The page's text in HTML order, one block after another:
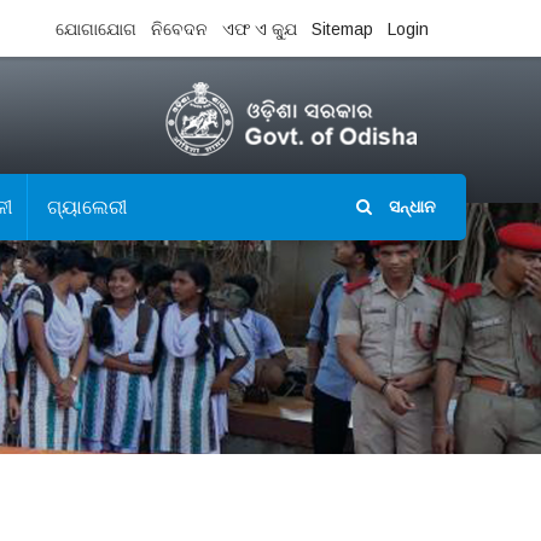
ଯୋଗାଯୋଗ ନିବେଦନ ଏଫ ଏ କ୍ଯୁ Sitemap Login
ଗ୍ୟାଲେରୀ ସନ୍ଧାନ